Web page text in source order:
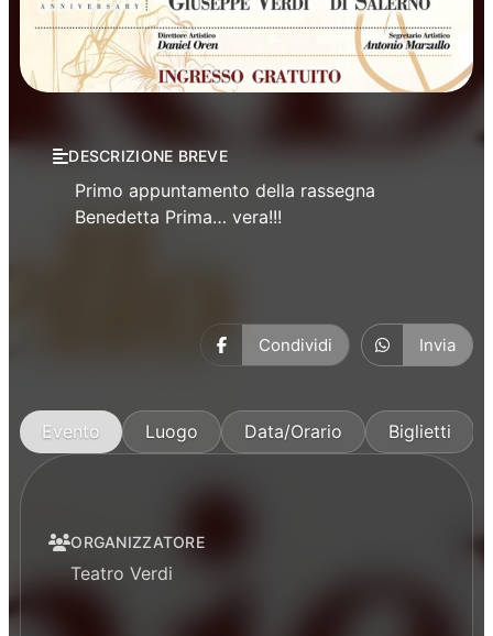
DESCRIZIONE BREVE
Primo appuntamento della rassegna
Benedetta Prima… vera!!!
Condividi Invia
Evento Luogo Data/Orario Biglietti
ORGANIZZATORE
Teatro Verdi